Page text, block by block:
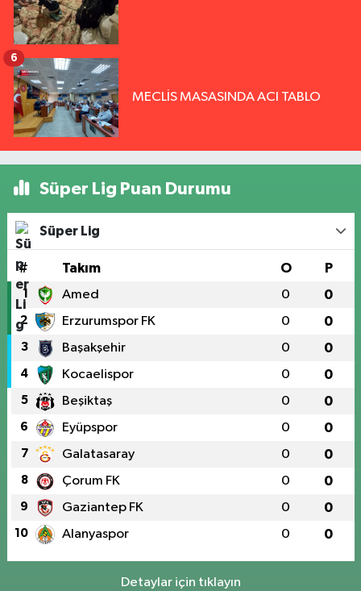
MECLİS MASASINDA ACI TABLO
6
Süper Lig Puan Durumu
Süper Lig
# Takım O P
1 Amed 0 0
2 Erzurumspor FK 0 0
3 Başakşehir 0 0
4 Kocaelispor 0 0
5 Beşiktaş 0 0
6 Eyüpspor 0 0
7 Galatasaray 0 0
8 Çorum FK 0 0
9 Gaziantep FK 0 0
10 Alanyaspor 0 0
Detaylar için tıklayın